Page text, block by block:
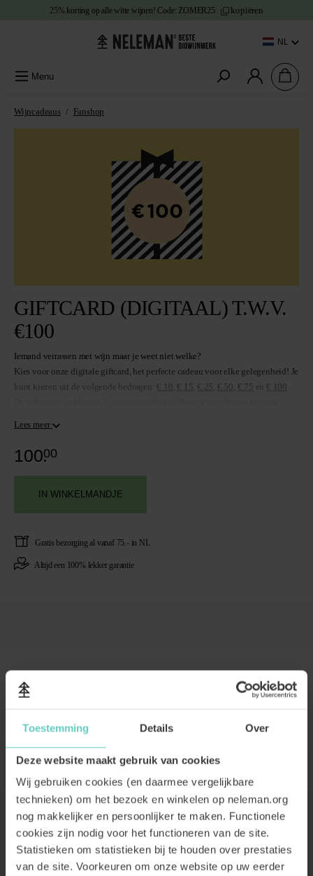
Toestemming Details Over
Deze website maakt gebruik van cookies
Wij gebruiken cookies (en daarmee vergelijkbare
technieken) om het bezoek en winkelen op neleman.org
nog makkelijker en persoonlijker te maken. Functionele
cookies zijn nodig voor het functioneren van de site.
Statistieken om statistieken bij te houden over prestaties
van de site. Voorkeuren om onze website op uw eerder
25% korting op alle witte wijnen!Code: ZOMER25 kopiëren
NL
Menu
Wijncadeaus / Fanshop
GIFTCARD (DIGITAAL) T.W.V.
€100
Iemand verrassen met wijn maar je weet niet welke?
Kies voor onze digitale giftcard, het perfecte cadeau voor elke gelegenheid! Je
kunt kiezen uit de volgende bedragen: € 10 € 15 € 25 € 50 € 75 en € 100
Lees meer
100.00
IN WINKELMANDJE
Gratis bezorging al vanaf 75.- in NL
Altijd een 100% lekker garantie
WAT ONZE KLANTEN VINDEN: